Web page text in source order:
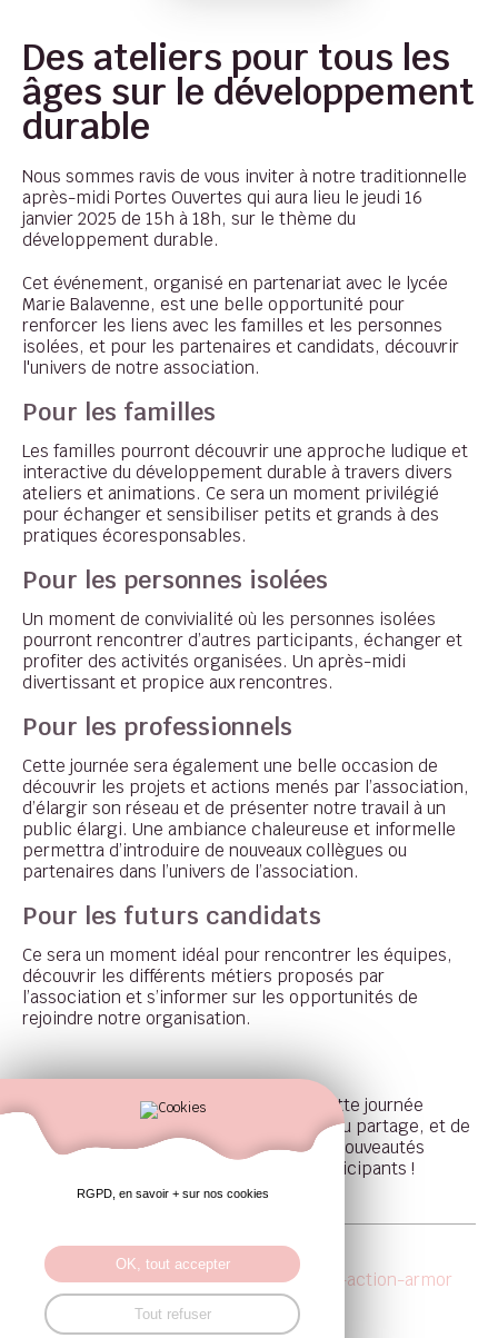
Des ateliers pour tous les
âges sur le développement
durable
Nous sommes ravis de vous inviter à notre traditionnelle
après-midi Portes Ouvertes qui aura lieu le jeudi 16
janvier 2025 de 15h à 18h, sur le thème du
développement durable.
Cet événement, organisé en partenariat avec le lycée
Marie Balavenne, est une belle opportunité pour
renforcer les liens avec les familles et les personnes
isolées, et pour les partenaires et candidats, découvrir
l'univers de notre association.
Pour les familles
Les familles pourront découvrir une approche ludique et
interactive du développement durable à travers divers
ateliers et animations. Ce sera un moment privilégié
pour échanger et sensibiliser petits et grands à des
pratiques écoresponsables.
Pour les personnes isolées
Un moment de convivialité où les personnes isolées
pourront rencontrer d’autres participants, échanger et
profiter des activités organisées. Un après-midi
divertissant et propice aux rencontres.
Pour les professionnels
Cette journée sera également une belle occasion de
découvrir les projets et actions menés par l’association,
d’élargir son réseau et de présenter notre travail à un
public élargi. Une ambiance chaleureuse et informelle
permettra d’introduire de nouveaux collègues ou
partenaires dans l’univers de l’association.
Pour les futurs candidats
Ce sera un moment idéal pour rencontrer les équipes,
découvrir les différents métiers proposés par
l’association et s’informer sur les opportunités de
rejoindre notre organisation.
Nous vous attendons nombreux pour cette journée
placée sous le signe de la découverte, du partage, et de
la bonne humeur. Des surprises et des nouveautés
seront au programme pour tous les participants !
20250116-portes-ouvertes-domicile-action-armor
RGPD, en savoir + sur nos cookies
OK, tout accepter
Tout refuser